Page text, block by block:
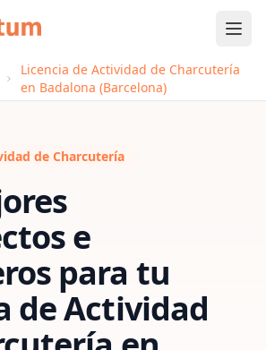
Licencia de Actividad de Charcutería
en Badalona (Barcelona)
de Charcutería
e
para tu
de Actividad